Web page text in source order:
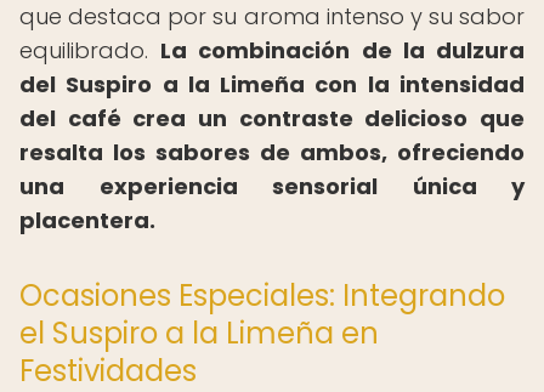
que destaca por su aroma intenso y su sabor
equilibrado. La combinación de la dulzura
del Suspiro a la Limeña con la intensidad
del café crea un contraste delicioso que
resalta los sabores de ambos, ofreciendo
una experiencia sensorial única y
placentera.
Ocasiones Especiales: Integrando
el Suspiro a la Limeña en
Festividades